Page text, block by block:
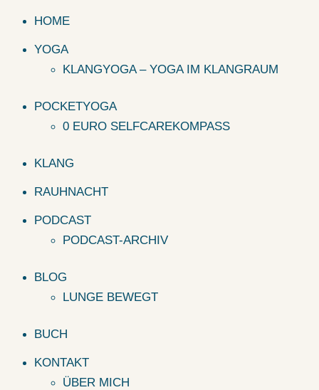
HOME
YOGA
KLANGYOGA – YOGA IM KLANGRAUM
POCKETYOGA
0 EURO SELFCAREKOMPASS
KLANG
RAUHNACHT
PODCAST
PODCAST-ARCHIV
BLOG
LUNGE BEWEGT
BUCH
KONTAKT
ÜBER MICH